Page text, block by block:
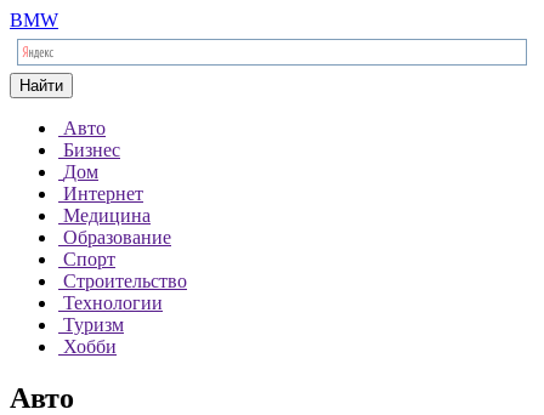
BMW
Найти
Авто
Бизнес
Дом
Интернет
Медицина
Образование
Спорт
Строительство
Технологии
Туризм
Хобби
Авто